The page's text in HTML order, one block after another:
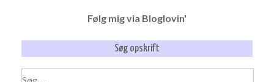
Følg mig via Bloglovin'
Søg opskrift